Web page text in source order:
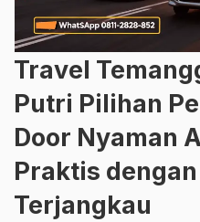
Travel
Putri Pilihan
Door Nyaman
Praktis
Terjangkau